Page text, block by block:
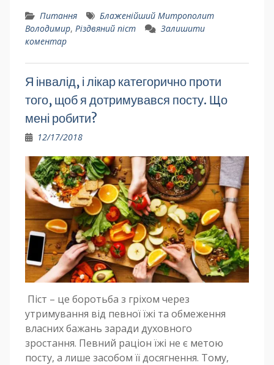
Питання
Блаженійший Митрополит
Володимир, Різдвяний піст
Залишити
коментар
Я інвалід, і лікар категорично проти
того, щоб я дотримувався посту. Що
мені робити?
12/17/2018
Піст – це боротьба з гріхом через
утримування від певної їжі та обмеження
власних бажань заради духовного
зростання. Певний раціон їжі не є метою
посту, а лише засобом її досягнення. Тому,